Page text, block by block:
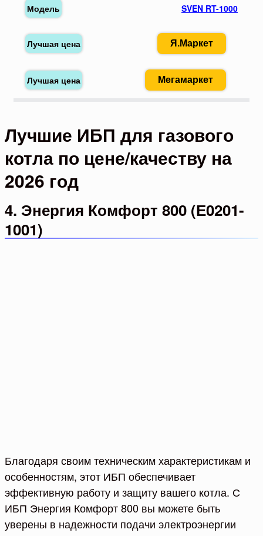
SVEN RT-1000
Я.Маркет
Мегамаркет
Лучшие ИБП для газового
котла по цене/качеству на
2026 год
4. Энергия Комфорт 800 (Е0201-
1001)
Благодаря своим техническим характеристикам и
особенностям, этот ИБП обеспечивает
эффективную работу и защиту вашего котла. С
ИБП Энергия Комфорт 800 вы можете быть
уверены в надежности подачи электроэнергии